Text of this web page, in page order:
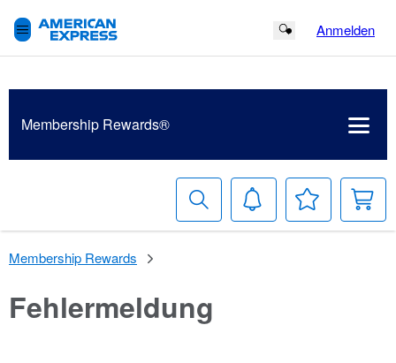
Search Button
Anmelden
Membership Rewards®
Suche Benachrichtigungen
Meine
Wunschliste
Membership Rewards
Fehlermeldung